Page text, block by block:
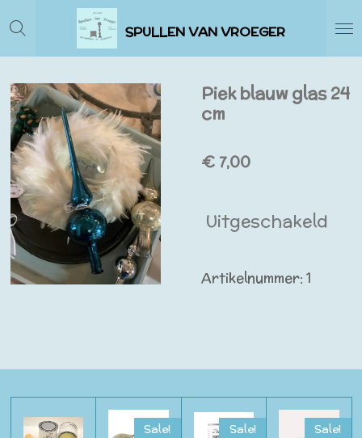
Ga
direct
naar
hoofdinhoud
SPULLEN VAN VROEGER
Piek blauw glas 24
cm
€ 7,00
Uitgeschakeld
Artikelnummer: 1
Sale! Sale! Sale!